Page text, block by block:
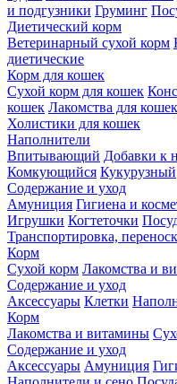
и подгузники Груминг
Диетический корм
Ветеринарный сухой корм
диетические
Корм для кошек
Сухой корм для кошек
кошек Лакомства для кошек
Холистики для кошек
Наполнители
Впитывающий Добавки к
Комкующийся Кукурузный
Содержание и уход
Амуниция Гигиена и
Игрушки Когтеточки
Транспортировка,
Корм
Сухой корм Лакомства и
Содержание и уход
Аксессуары Клетки
Корм
Лакомства и витамины
Содержание и уход
Аксессуары Амуниция